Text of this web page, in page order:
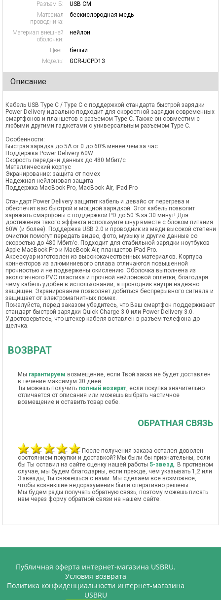
Разъем Б:
USB CM
Материал
проводника:
бескислородная медь
Материал внешней
оболочки:
нейлон
Цвет:
белый
Модель:
GCR-UCPD13
Описание
Кабель USB Type C / Type C с поддержкой стандарта быстрой зарядки
Power Delivery идеально подходит для скоростной зарядки современных
смартфонов и планшетов с разъемом Type C. Также он совместим с
любыми другими гаджетами с универсальным разъемом Type C.
Особенности:
Быстрая зарядка до 5A от 0 до 60% менее чем за час
Поддержка Power Delivery 60W
Cкорость передачи данных до 480 Мбит/с
Металлический корпус
Экранирование: защита от помех
Надежная нейлоновая защита
Поддержка MacBook Pro, MacBook Air, iPad Pro
Стандарт Power Delivery защитит кабель и девайс от перегрева и
обеспечит вас быстрой и мощной зарядкой. Этот кабель позволит
заряжать смартфоны с поддержкой PD до 50 % за 30 минут! Для
достижения такого эффекта используйте шнур вместе с блоком питания
60W (и более). Поддержка USB 2.0 и проводник из меди высокой степени
очистки помогут передать видео, фото, музыку и другие данные со
скоростью до 480 Мбит/c. Подходит для стабильной зарядки ноутбуков
Apple MacBook Pro и MacBook Air, планшетов iPad Pro.
Аксессуар изготовлен из высококачественных материалов. Корпуса
коннекторов из алюминиевого сплава отличаются повышенной
прочностью и не подвержены окислению. Оболочка выполнена из
экологичного PVC пластика и прочной нейлоновой оплетки, благодаря
чему кабель удобен в использовании, а проводник внутри надежно
защищен. Экранирование позволяет добиться беспрерывного сигнала и
защищает от электромагнитных помех.
Пожалуйста, перед заказом убедитесь, что Ваш смартфон поддерживает
стандарт быстрой зарядки Quick Charge 3.0 или Power Delivery 3.0.
Удостоверьтесь, что штекер кабеля вставлен в разъем телефона до
щелчка.
ВОЗВРАТ
Мы гарантируем возмещение, если Твой заказ не будет доставлен
в течение максимум 30 дней.
Ты можешь получить полный возврат, если покупка значительно
отличается от описания или можешь выбрать частичное
возмещение и оставить товар себе.
ОБРАТНАЯ СВЯЗЬ
После получения заказа остался доволен
состоянием покупки и доставкой? Мы были бы признательны, если
бы Ты оставил на сайте оценку нашей работы 5-звезд. В противном
случае, мы будем благодарны, если прежде, чем указывать 1,2 или
3 звезды, Ты свяжешься с нами. Мы сделаем все возможное,
чтобы возникшие недоразумения были оперативно решены.
Мы будем рады получать обратную связь, поэтому можешь писать
нам через форму обратной связи на нашем сайте.
Публичная оферта интернет-магазина USBRU.
Условия возврата
Политика конфиденциальности интернет-магазина
USBRU